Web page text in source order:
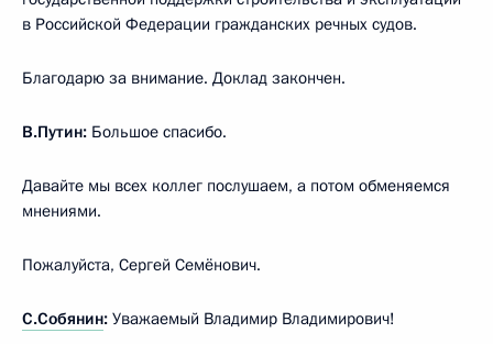
в Российской Федерации гражданских речных судов.
Благодарю за внимание. Доклад закончен.
В.Путин: Большое спасибо.
Давайте мы всех коллег послушаем, а потом обменяемся
мнениями.
Пожалуйста, Сергей Семёнович.
С.Собянин: Уважаемый Владимир Владимирович!